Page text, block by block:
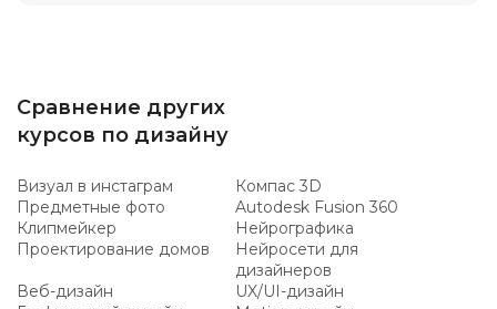
Сравнение других
курсов по дизайну
Визуал в инстаграм
Компас 3D
Предметные фото
Autodesk Fusion 360
Клипмейкер
Нейрографика
Проектирование домов
Нейросети для
дизайнеров
Веб-дизайн
UX/UI-дизайн